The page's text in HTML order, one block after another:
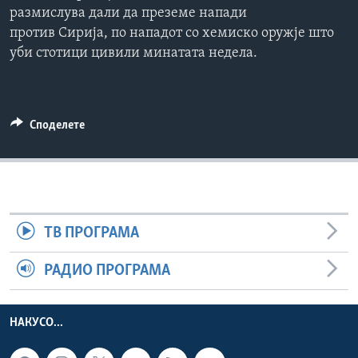
ИНТЕРВЈУА
Јазици
размислува дали да преземе напади
против Сирија, по нападот со хемиско оружје што
уби стотици цивили минатата недела.
Споделете
ТВ ПРОГРАМА
РАДИО ПРОГРАМА
НАКУСО...